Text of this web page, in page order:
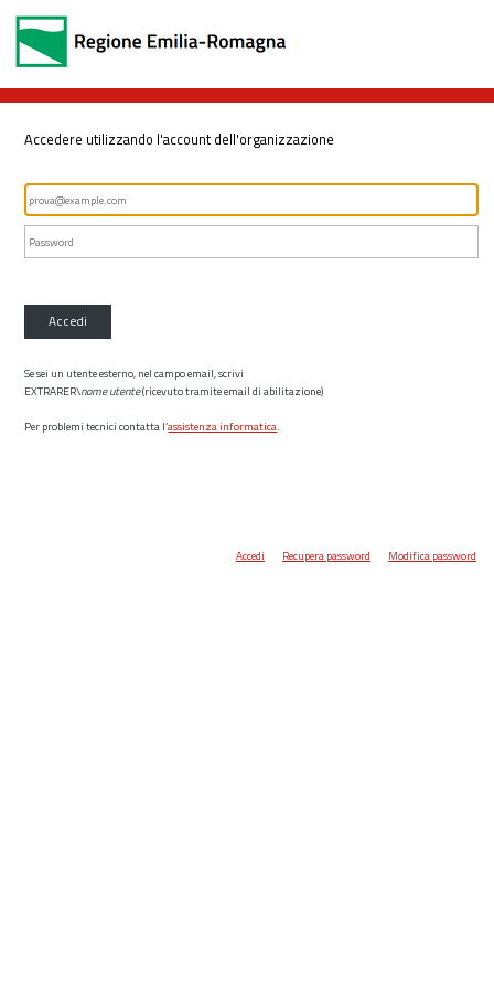
Accedere utilizzando l'account dell'organizzazione
Accedi
Se sei un utente esterno, nel campo email, scrivi
EXTRARER\nome utente(ricevuto tramite email di abilitazione)
Per problemi tecnici contatta l’assistenza informatica.
Accedi Recupera password Modifica password